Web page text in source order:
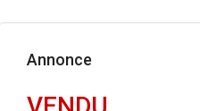
Annonce